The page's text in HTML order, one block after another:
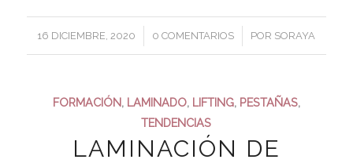
16 DICIEMBRE, 2020
/ 0 COMENTARIOS
/ POR SORAYA
FORMACIÓN, LAMINADO, LIFTING, PESTAÑAS,
TENDENCIAS
LAMINACIÓN DE